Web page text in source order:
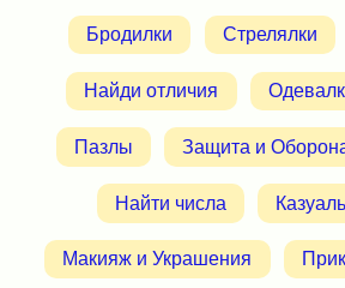
Бродилки Стрелялки
Найди отличия
Пазлы Защита и
Найти числа
Макияж и Украшения